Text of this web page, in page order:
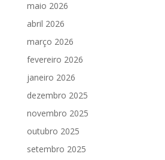
maio 2026
abril 2026
março 2026
fevereiro 2026
janeiro 2026
dezembro 2025
novembro 2025
outubro 2025
setembro 2025